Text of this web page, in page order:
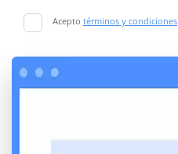
Acepto términos y condiciones